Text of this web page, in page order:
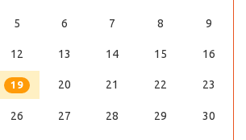
5 6 7 8 9
12 13 14 15 16
19 20 21 22 23
26 27 28 29 30